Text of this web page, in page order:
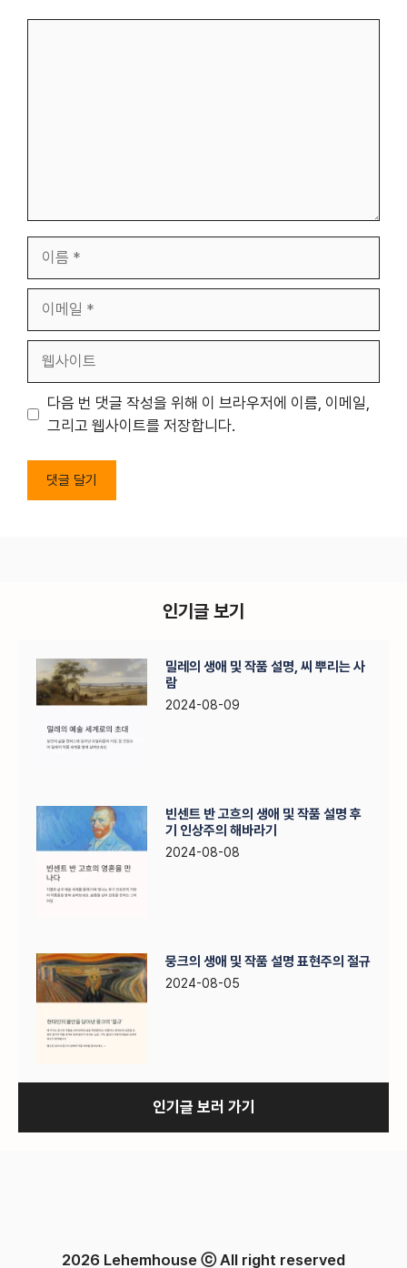
일
트
다음 번 댓글 작성을 위해 이 브라우저에 이름, 이메일,
그리고 웹사이트를 저장합니다.
인기글 보기
밀레의 생애 및 작품 설명, 씨 뿌리는 사
람
2024-08-09
빈센트 반 고흐의 생애 및 작품 설명 후
기 인상주의 해바라기
2024-08-08
뭉크의 생애 및 작품 설명 표현주의 절규
2024-08-05
인기글 보러 가기
2026 Lehemhouse ⓒ All right reserved